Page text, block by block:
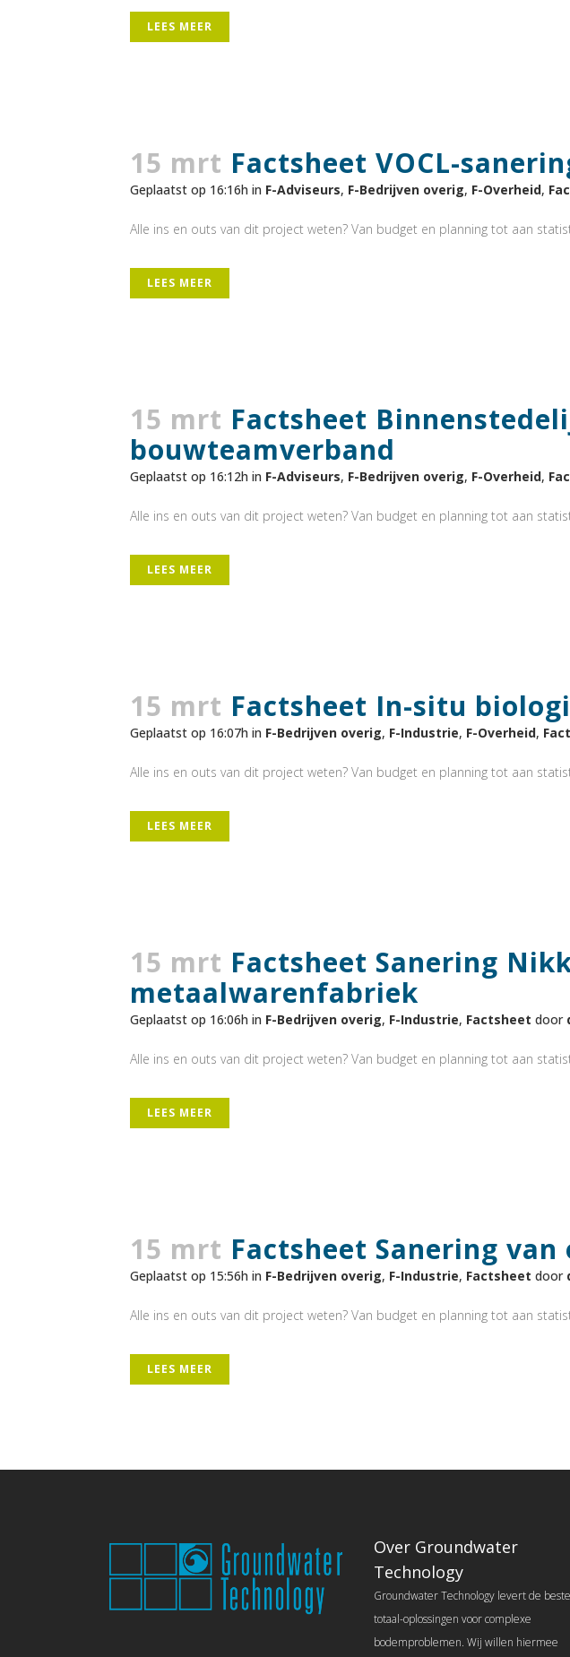
LEES MEER
15 mrt Factsheet VOCL-
Geplaatst op 16:16h in F-Adviseurs, F-Bedrijven overig, F-Overheid,
Alle ins en outs van dit project weten? Van budget en planning tot aan
LEES MEER
15 mrt Factsheet
bouwteamverband
Geplaatst op 16:12h in F-Adviseurs, F-Bedrijven overig, F-Overheid,
Alle ins en outs van dit project weten? Van budget en planning tot aan
LEES MEER
15 mrt Factsheet In-situ
Geplaatst op 16:07h in F-Bedrijven overig, F-Industrie, F-Overheid,
Alle ins en outs van dit project weten? Van budget en planning tot aan
LEES MEER
15 mrt Factsheet Sanering
metaalwarenfabriek
Geplaatst op 16:06h in F-Bedrijven overig, F-Industrie, Factsheet door
Alle ins en outs van dit project weten? Van budget en planning tot aan
LEES MEER
15 mrt Factsheet Sanering
Geplaatst op 15:56h in F-Bedrijven overig, F-Industrie, Factsheet door
Alle ins en outs van dit project weten? Van budget en planning tot aan
LEES MEER
Over Groundwater
Technology
Groundwater Technology levert de beste
totaal-oplossingen voor complexe
bodemproblemen. Wij willen hiermee